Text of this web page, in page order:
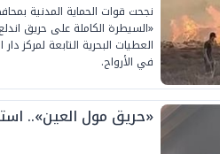
نجحت قوات الحماية المدنية
«السيطرة الكاملة على حريق
العطيات البحرية التابعة لمركز
في الأرواح.
«حريق مول العين»..